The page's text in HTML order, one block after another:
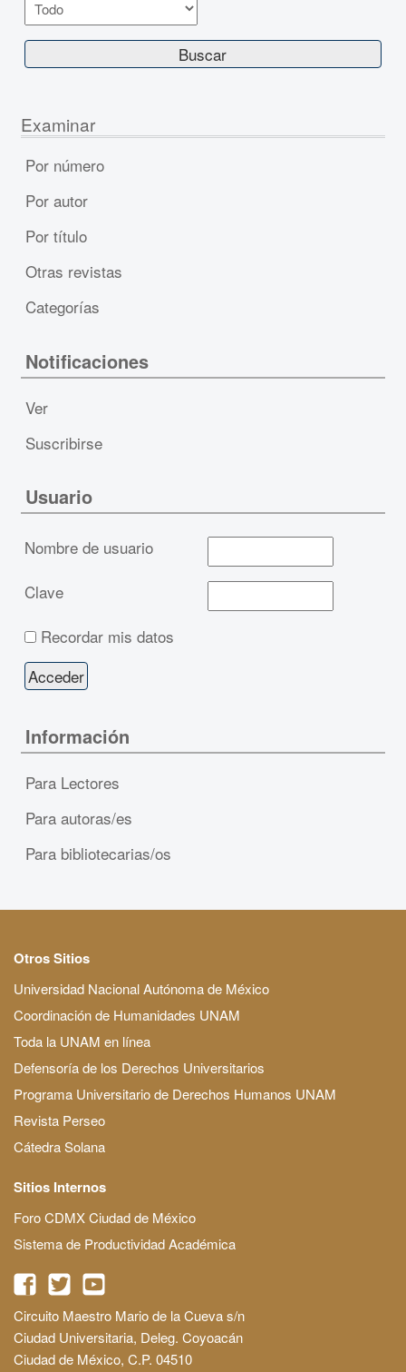
Examinar
Por número
Por autor
Por título
Otras revistas
Categorías
Notificaciones
Ver
Suscribirse
Usuario
Nombre de usuario
Clave
Recordar mis datos
Información
Para Lectores
Para autoras/es
Para bibliotecarias/os
Otros Sitios
Universidad Nacional Autónoma de México
Coordinación de Humanidades UNAM
Toda la UNAM en línea
Defensoría de los Derechos Universitarios
Programa Universitario de Derechos Humanos UNAM
Revista Perseo
Cátedra Solana
Sitios Internos
Foro CDMX Ciudad de México
Sistema de Productividad Académica
Circuito Maestro Mario de la Cueva s/n
Ciudad Universitaria, Deleg. Coyoacán
Ciudad de México, C.P. 04510